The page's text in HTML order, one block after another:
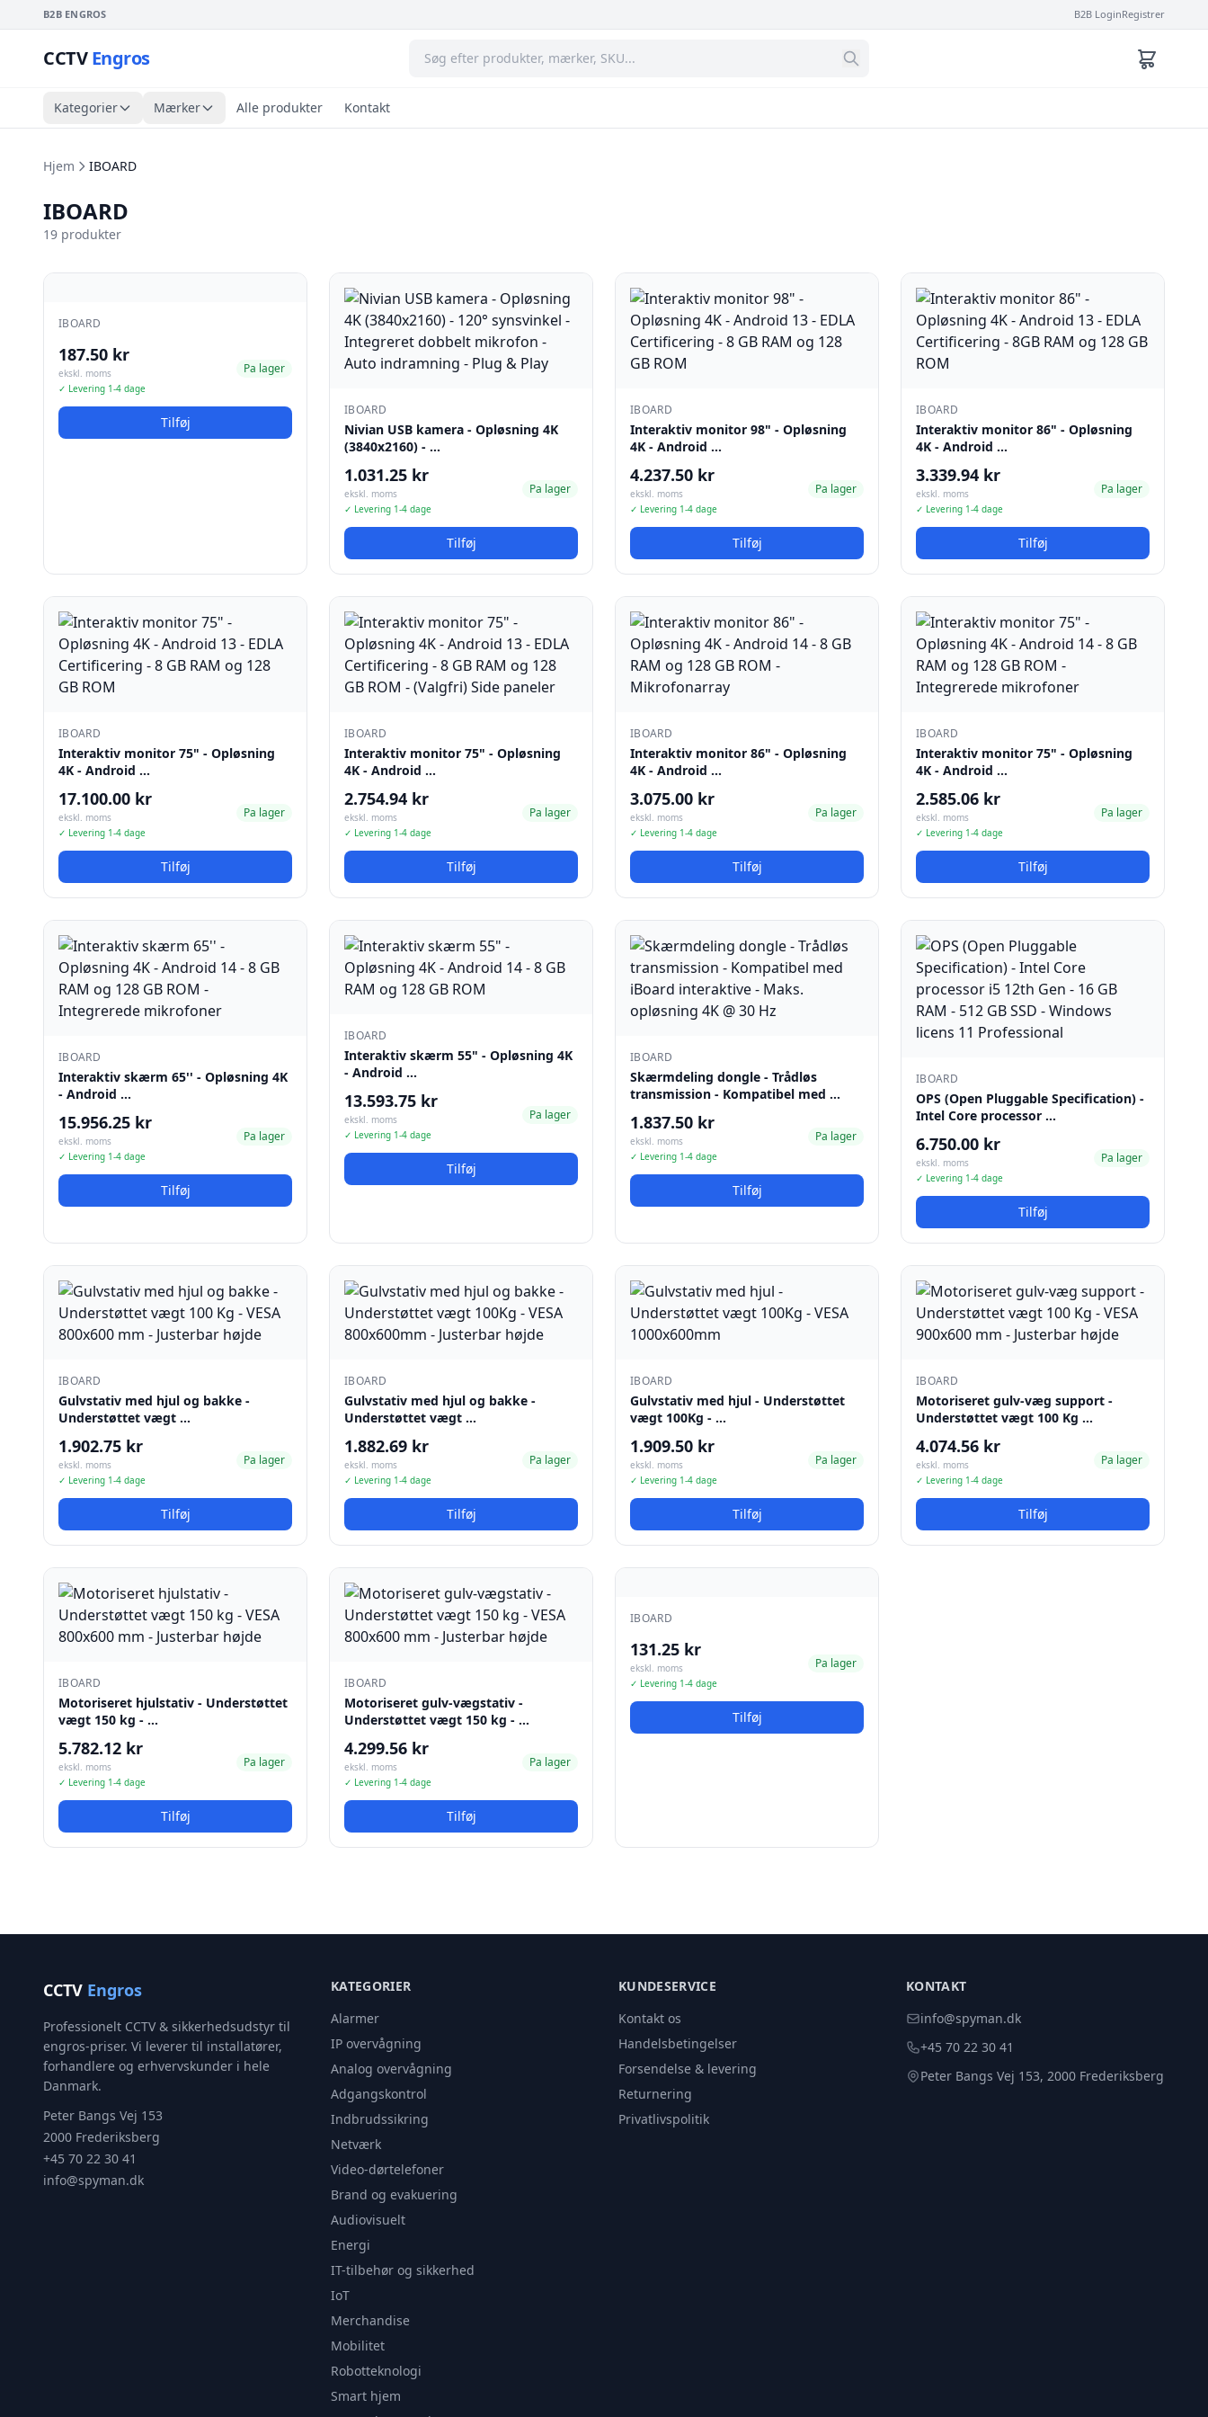
B2B ENGROS B2B LoginRegistrer
CCTVEngros
Kategorier Mærker Alle produkter Kontakt
Hjem IBOARD
IBOARD
19 produkter
IBOARD
187.50 kr
ekskl. moms
✓ Levering 1-4 dage
Pa lager
Tilføj
IBOARD
Nivian USB kamera - Opløsning 4K
(3840x2160) - …
1.031.25 kr
ekskl. moms
✓ Levering 1-4 dage
Pa lager
Tilføj
IBOARD
Interaktiv monitor 98" - Opløsning
4K - Android …
4.237.50 kr
ekskl. moms
✓ Levering 1-4 dage
Pa lager
Tilføj
IBOARD
Interaktiv monitor 86" - Opløsning
4K - Android …
3.339.94 kr
ekskl. moms
✓ Levering 1-4 dage
Pa lager
Tilføj
IBOARD
Interaktiv monitor 75" - Opløsning
4K - Android …
17.100.00 kr
ekskl. moms
✓ Levering 1-4 dage
Pa lager
Tilføj
IBOARD
Interaktiv monitor 75" - Opløsning
4K - Android …
2.754.94 kr
ekskl. moms
✓ Levering 1-4 dage
Pa lager
Tilføj
IBOARD
Interaktiv monitor 86" - Opløsning
4K - Android …
3.075.00 kr
ekskl. moms
✓ Levering 1-4 dage
Pa lager
Tilføj
IBOARD
Interaktiv monitor 75" - Opløsning
4K - Android …
2.585.06 kr
ekskl. moms
✓ Levering 1-4 dage
Pa lager
Tilføj
IBOARD
Interaktiv skærm 65'' - Opløsning 4K
- Android …
15.956.25 kr
ekskl. moms
✓ Levering 1-4 dage
Pa lager
Tilføj
IBOARD
Interaktiv skærm 55" - Opløsning 4K
- Android …
13.593.75 kr
ekskl. moms
✓ Levering 1-4 dage
Pa lager
Tilføj
IBOARD
Skærmdeling dongle - Trådløs
transmission - Kompatibel med …
1.837.50 kr
ekskl. moms
✓ Levering 1-4 dage
Pa lager
Tilføj
IBOARD
OPS (Open Pluggable Specification) -
Intel Core processor …
6.750.00 kr
ekskl. moms
✓ Levering 1-4 dage
Pa lager
Tilføj
IBOARD
Gulvstativ med hjul og bakke -
Understøttet vægt …
1.902.75 kr
ekskl. moms
✓ Levering 1-4 dage
Pa lager
Tilføj
IBOARD
Gulvstativ med hjul og bakke -
Understøttet vægt …
1.882.69 kr
ekskl. moms
✓ Levering 1-4 dage
Pa lager
Tilføj
IBOARD
Gulvstativ med hjul - Understøttet
vægt 100Kg - …
1.909.50 kr
ekskl. moms
✓ Levering 1-4 dage
Pa lager
Tilføj
IBOARD
Motoriseret gulv-væg support -
Understøttet vægt 100 Kg …
4.074.56 kr
ekskl. moms
✓ Levering 1-4 dage
Pa lager
Tilføj
IBOARD
Motoriseret hjulstativ - Understøttet
vægt 150 kg - …
5.782.12 kr
ekskl. moms
✓ Levering 1-4 dage
Pa lager
Tilføj
IBOARD
Motoriseret gulv-vægstativ -
Understøttet vægt 150 kg - …
4.299.56 kr
ekskl. moms
✓ Levering 1-4 dage
Pa lager
Tilføj
IBOARD
131.25 kr
ekskl. moms
✓ Levering 1-4 dage
Pa lager
Tilføj
CCTV Engros
Professionelt CCTV & sikkerhedsudstyr til
engros-priser. Vi leverer til installatører,
forhandlere og erhvervskunder i hele
Danmark.
Peter Bangs Vej 153
2000 Frederiksberg
+45 70 22 30 41
info@spyman.dk
KATEGORIER
Alarmer
IP overvågning
Analog overvågning
Adgangskontrol
Indbrudssikring
Netværk
Video-dørtelefoner
Brand og evakuering
Audiovisuelt
Energi
IT-tilbehør og sikkerhed
IoT
Merchandise
Mobilitet
Robotteknologi
Smart hjem
KUNDESERVICE
Kontakt os
Handelsbetingelser
Forsendelse & levering
Returnering
Privatlivspolitik
KONTAKT
info@spyman.dk
+45 70 22 30 41
Peter Bangs Vej 153, 2000 Frederiksberg